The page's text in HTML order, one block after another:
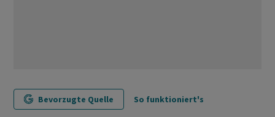
Bevorzugte Quelle So funktioniert's